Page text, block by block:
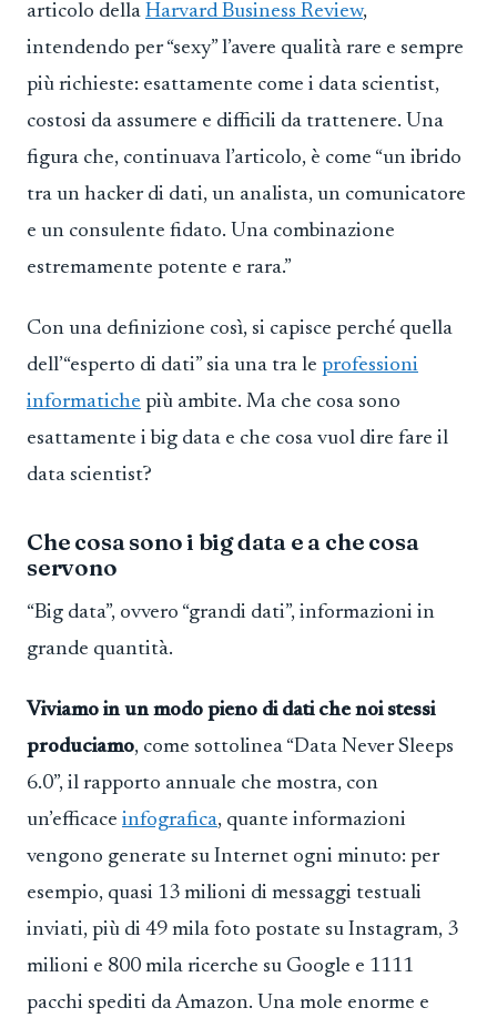
articolo della Harvard Business Review,
intendendo per “sexy” l’avere qualità rare e sempre
più richieste: esattamente come i data scientist,
costosi da assumere e difficili da trattenere. Una
figura che, continuava l’articolo, è come “un ibrido
tra un hacker di dati, un analista, un comunicatore
e un consulente fidato. Una combinazione
estremamente potente e rara.”
Con una definizione così, si capisce perché quella
dell’“esperto di dati” sia una tra le professioni
informatiche più ambite. Ma che cosa sono
esattamente i big data e che cosa vuol dire fare il
data scientist?
Che cosa sono i big data e a che cosa
servono
“Big data”, ovvero “grandi dati”, informazioni in
grande quantità.
Viviamo in un modo pieno di dati che noi stessi
produciamo, come sottolinea “Data Never Sleeps
6.0”, il rapporto annuale che mostra, con
un’efficace infografica, quante informazioni
vengono generate su Internet ogni minuto: per
esempio, quasi 13 milioni di messaggi testuali
inviati, più di 49 mila foto postate su Instagram, 3
milioni e 800 mila ricerche su Google e 1111
pacchi spediti da Amazon. Una mole enorme e